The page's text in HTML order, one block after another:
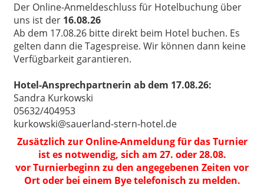
Der Online-Anmeldeschluss für Hotelbuchung über
uns ist der 16.08.26
Ab dem 17.08.26 bitte direkt beim Hotel buchen. Es
gelten dann die Tagespreise. Wir können dann keine
Verfügbarkeit garantieren.
Hotel-Ansprechpartnerin ab dem 17.08.26:
Sandra Kurkowski
05632/404953
kurkowski@sauerland-stern-hotel.de
Zusätzlich zur Online-Anmeldung für das Turnier
ist es notwendig, sich am 27. oder 28.08.
vor Turnierbeginn zu den angegebenen Zeiten vor
Ort oder bei einem Bye telefonisch zu melden.